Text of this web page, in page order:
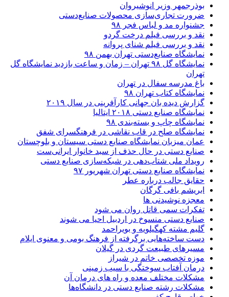
بوذرجمهر وزیر انوشیروان
ضرورت تجاری‌سازی محصولات صنایع‌دستی
جشنواره مد و لباس فجر ۹۸
نقد و بررسی فیلم درخت گردو
نقد و بررسی فیلم شنای پروانه
نمایشگاه صنایع‌دستی تهران بهمن ۹۸
نمایشگاه گل ۹۸ تهران – زمان و ساعت بازدید نمایشگاه گل
تهران
باغ مدرسه سفال در تهران
نمایشگاه کتاب تهران ۹۸
گزارش دیده بان جهانی کارآفرینی در سال ۲۰۱۹
نمایشگاه صنایع دستی ۲۰۱۸ ایتالیا
نمایشگاه چاپ و بسته‌بندی ۹۸
نمایشگاه صلح در قاب نقاشی در فرهنگسرای شفق
عمان میزبان نمایشگاه صنایع دستی سیستان و بلوچستان
صنایع دستی در حال حذف از سبد خانوار ایرانی‌ست
رویداد ملی شتاب‌دهی در شبکه‌سازی صنایع دستی
نمایشگاه صنایع دستی تهران شهریور ۹۷
حقایق جالب درباره عطر
ابریشم بافی گرگان
معجزه نوشیدنی ها
تفکرات سمی قاتل روان می شود
صنایع دستی منسوخ در اردبیل احیا می شوند
گلیم مشته کهگیلویه و بویراحمد
دست ساخته‌هایی برگرفته از فرهنگ بومی و معنوی ایلام
مسیرهای طبیعت گردی در گیلان
موزه تخصصی خاتم در شیراز
درمان آفتاب سوختگی با سیب زمینی
مشکلات مختلف معده و راه های درمان آن
مشکلات رشته صنایع دستی در دانشگاه‌ها